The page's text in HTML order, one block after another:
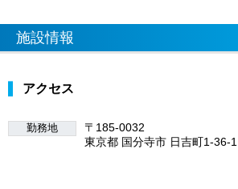
施設情報
アクセス
勤務地
〒185-0032
東京都 国分寺市 日吉町1-36-1